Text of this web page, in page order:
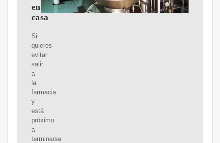
en
casa
Si
quieres
evitar
salir
a
la
farmacia
y
está
próximo
a
terminarse